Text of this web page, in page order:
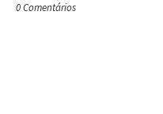
0 Comentários